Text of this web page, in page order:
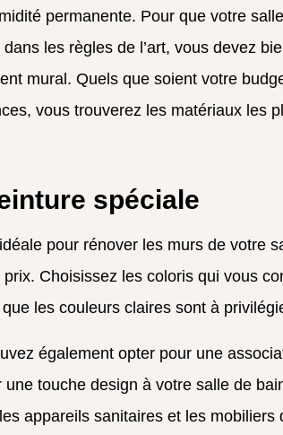
permanente. Pour que votre
dans les règles de l’art, vous devez
mural. Quels que soient votre
vous trouverez les matériaux les
spéciale
pour rénover les murs de votre
prix. Choisissez les coloris qui vous
les couleurs claires sont à
également opter pour une
une touche design à votre salle de
appareils sanitaires et les mobiliers